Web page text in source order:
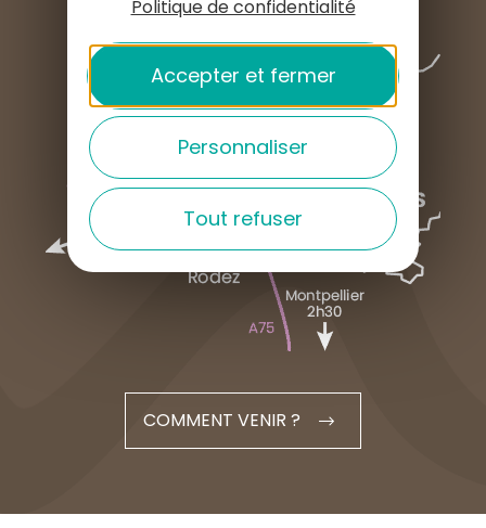
COMMENT VENIR ?
Politique de confidentialité
Accepter et fermer
Personnaliser
Tout refuser